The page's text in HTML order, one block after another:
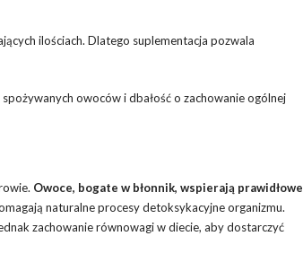
ilościach. Dlatego suplementacja pozwala
owoców i dbałość o zachowanie ogólnej
Owoce, bogate w błonnik, wspierają prawidłowe
naturalne procesy detoksykacyjne organizmu.
zachowanie równowagi w diecie, aby dostarczyć